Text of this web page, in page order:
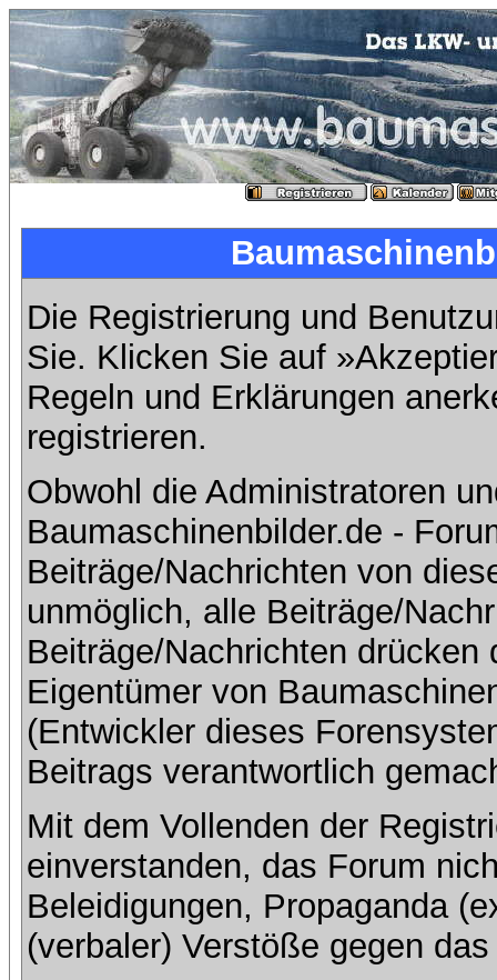
Die Registrierung und
Sie. Klicken Sie auf
Regeln und Erklärungen
registrieren.
Obwohl die Administratoren
Baumaschinenbilder.de -
Beiträge/Nachrichten von
unmöglich, alle Beiträge/
Beiträge/Nachrichten
Eigentümer von
(Entwickler dieses
Beitrags verantwortlich
Mit dem Vollenden der
einverstanden, das Forum
Beleidigungen, Propaganda
(verbaler) Verstöße gegen